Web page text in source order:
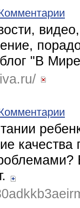
"В
качества